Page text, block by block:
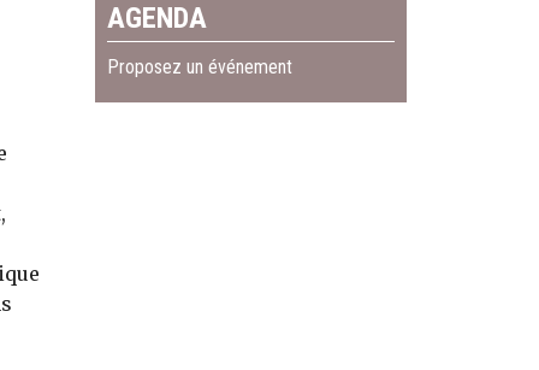
AGENDA
Proposez un événement